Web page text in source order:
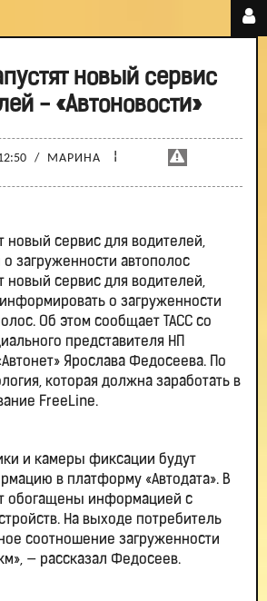
новый сервис
- «Автоновости»
/ МАРИНА ¦
новый сервис для водителей,
загруженности автополос
новый сервис для водителей,
о загруженности
Об этом сообщает ТАСС со
представителя НП
Ярослава Федосеева. По
которая должна заработать в
FreeLine.
и камеры фиксации будут
в платформу «Автодата». В
обогащены информацией с
На выходе потребитель
соотношение загруженности
— рассказал Федосеев.